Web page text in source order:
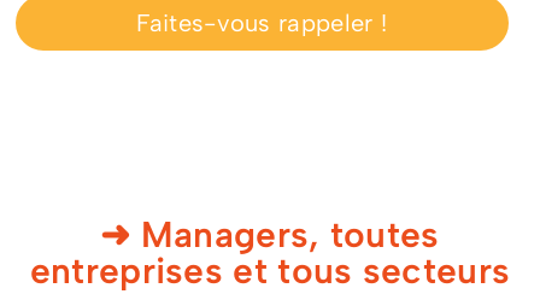
Faites-vous rappeler !
➜ Managers, toutes
entreprises et tous secteurs